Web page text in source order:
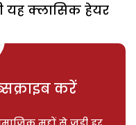
यह क्लासिक हेयर
करें